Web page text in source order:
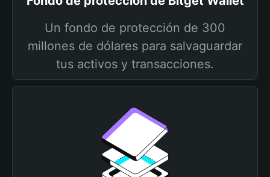
Un fondo de protección de 300
millones de dólares para salvaguardar
tus activos y transacciones.